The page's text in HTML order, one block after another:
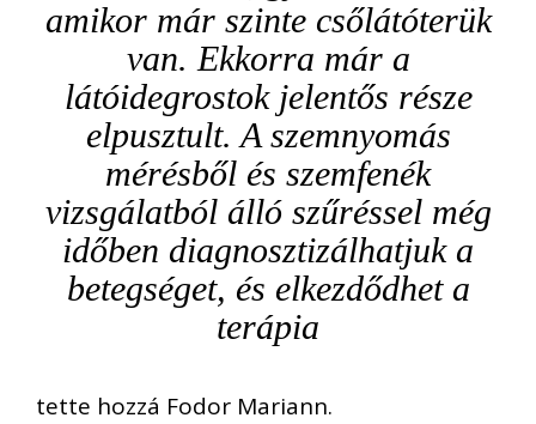
amikor már szinte csőlátóterük
van. Ekkorra már a
látóidegrostok jelentős része
elpusztult. A szemnyomás
mérésből és szemfenék
vizsgálatból álló szűréssel még
időben diagnosztizálhatjuk a
betegséget, és elkezdődhet a
terápia
tette hozzá Fodor Mariann.